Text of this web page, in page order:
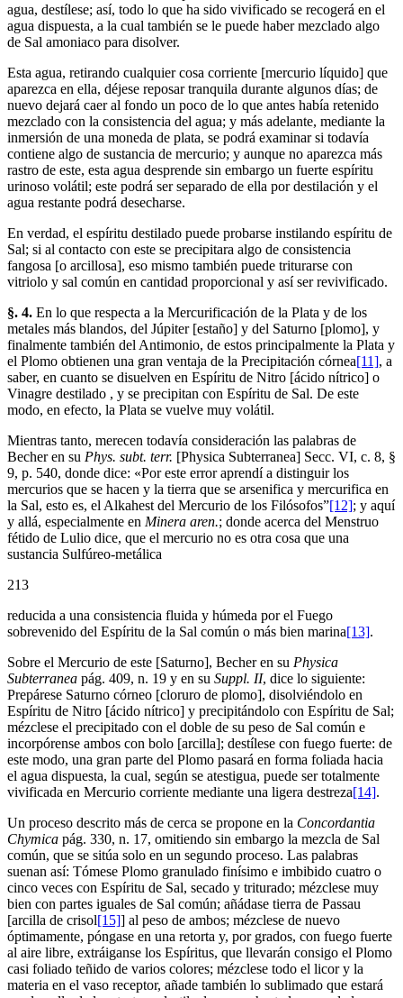
agua, destílese; así, todo lo que ha sido vivificado se recogerá en el
agua dispuesta, a la cual también se le puede haber mezclado algo
de Sal amoniaco para disolver.
Esta agua, retirando cualquier cosa corriente [mercurio líquido] que
aparezca en ella, déjese reposar tranquila durante algunos días; de
nuevo dejará caer al fondo un poco de lo que antes había retenido
mezclado con la consistencia del agua; y más adelante, mediante la
inmersión de una moneda de plata, se podrá examinar si todavía
contiene algo de sustancia de mercurio; y aunque no aparezca más
rastro de este, esta agua desprende sin embargo un fuerte espíritu
urinoso volátil; este podrá ser separado de ella por destilación y el
agua restante podrá desecharse.
En verdad, el espíritu destilado puede probarse instilando espíritu de
Sal; si al contacto con este se precipitara algo de consistencia
fangosa [o arcillosa], eso mismo también puede triturarse con
vitriolo y sal común en cantidad proporcional y así ser revivificado.
§. 4. En lo que respecta a la Mercurificación de la Plata y de los
metales más blandos, del Júpiter [estaño] y del Saturno [plomo], y
finalmente también del Antimonio, de estos principalmente la Plata y
el Plomo obtienen una gran ventaja de la Precipitación córnea[11], a
saber, en cuanto se disuelven en Espíritu de Nitro [ácido nítrico] o
Vinagre destilado , y se precipitan con Espíritu de Sal. De este
modo, en efecto, la Plata se vuelve muy volátil.
Mientras tanto, merecen todavía consideración las palabras de
Becher en su Phys. subt. terr. [Physica Subterranea] Secc. VI, c. 8, §
9, p. 540, donde dice: «Por este error aprendí a distinguir los
mercurios que se hacen y la tierra que se arsenifica y mercurifica en
la Sal, esto es, el Alkahest del Mercurio de los Filósofos”[12]; y aquí
y allá, especialmente en Minera aren.; donde acerca del Menstruo
fétido de Lulio dice, que el mercurio no es otra cosa que una
sustancia Sulfúreo-metálica
213
reducida a una consistencia fluida y húmeda por el Fuego
sobrevenido del Espíritu de la Sal común o más bien marina[13].
Sobre el Mercurio de este [Saturno], Becher en su Physica
Subterranea pág. 409, n. 19 y en su Suppl. II, dice lo siguiente:
Prepárese Saturno córneo [cloruro de plomo], disolviéndolo en
Espíritu de Nitro [ácido nítrico] y precipitándolo con Espíritu de Sal;
mézclese el precipitado con el doble de su peso de Sal común e
incorpórense ambos con bolo [arcilla]; destílese con fuego fuerte: de
este modo, una gran parte del Plomo pasará en forma foliada hacia
el agua dispuesta, la cual, según se atestigua, puede ser totalmente
vivificada en Mercurio corriente mediante una ligera destreza[14].
Un proceso descrito más de cerca se propone en la Concordantia
Chymica pág. 330, n. 17, omitiendo sin embargo la mezcla de Sal
común, que se sitúa solo en un segundo proceso. Las palabras
suenan así: Tómese Plomo granulado finísimo e imbibido cuatro o
cinco veces con Espíritu de Sal, secado y triturado; mézclese muy
bien con partes iguales de Sal común; añádase tierra de Passau
[arcilla de crisol[15]] al peso de ambos; mézclese de nuevo
óptimamente, póngase en una retorta y, por grados, con fuego fuerte
al aire libre, extráiganse los Espíritus, que llevarán consigo el Plomo
casi foliado teñido de varios colores; mézclese todo el licor y la
materia en el vaso receptor, añade también lo sublimado que estará